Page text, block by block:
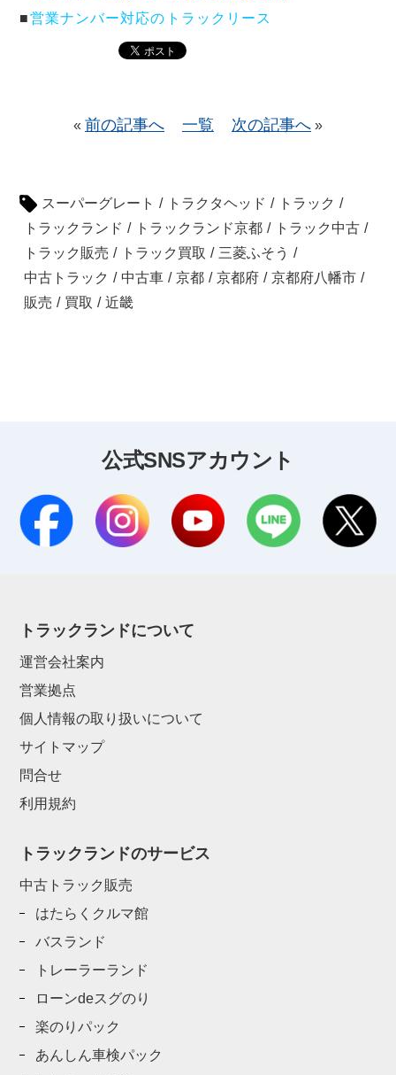
■営業ナンバー対応のトラックリース
« 前の記事へ 一覧 次の記事へ »
スーパーグレート / トラクタヘッド / トラック /
トラックランド / トラックランド京都 / トラック中古 /
トラック販売 / トラック買取 / 三菱ふそう /
中古トラック / 中古車 / 京都 / 京都府 / 京都府八幡市 /
販売 / 買取 / 近畿
公式SNSアカウント
トラックランドについて
運営会社案内
営業拠点
個人情報の取り扱いについて
サイトマップ
問合せ
利用規約
トラックランドのサービス
中古トラック販売
はたらくクルマ館
バスランド
トレーラーランド
ローンdeスグのり
楽のりパック
あんしん車検パック